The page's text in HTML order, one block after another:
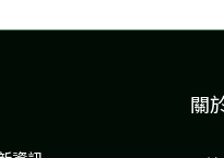
關